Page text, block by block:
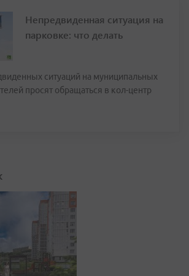
Непредвиденная ситуация на
парковке: что делать
ситуаций на муниципальных
просят обращаться в кол-центр